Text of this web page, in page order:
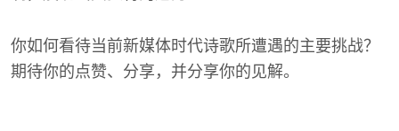
你如何看待当前新媒体时代诗歌所遭遇的主要挑战？
期待你的点赞、分享，并分享你的见解。